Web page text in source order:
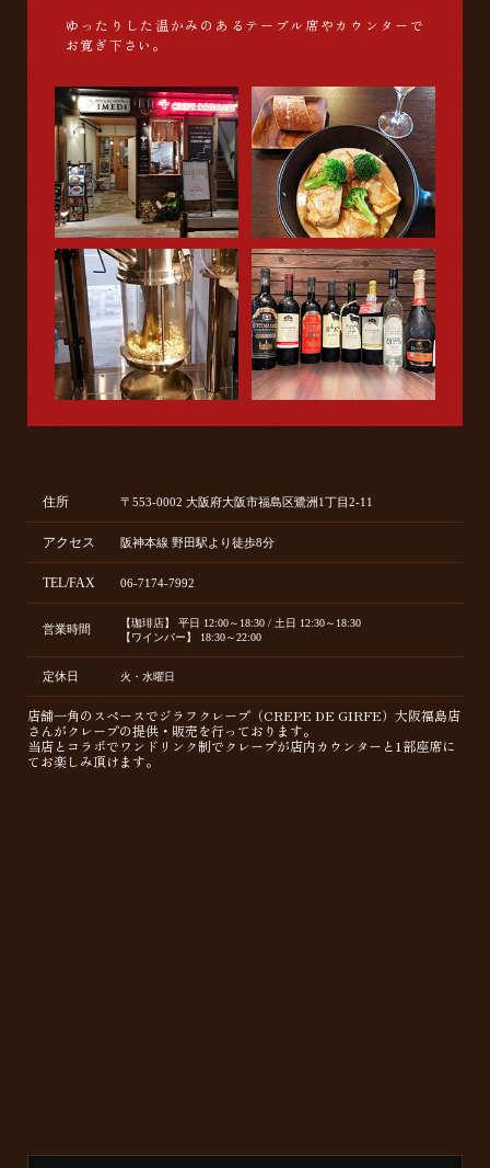
ゆったりした温かみのあるテーブル席やカウンターで
お寛ぎ下さい。
住所 〒553-0002 大阪府大阪市福島区鷺洲1丁目2-11
アクセス 阪神本線 野田駅より徒歩8分
TEL/FAX 06-7174-7992
営業時間
【珈琲店】 平日 12:00～18:30 / 土日 12:30～18:30
【ワインバー】 18:30～22:00
定休日 火・水曜日
店舗一角のスペースでジラフクレープ（CREPE DE GIRFE）大阪福島店
さんがクレープの提供・販売を行っております。
当店とコラボでワンドリンク制でクレープが店内カウンターと1部座席に
てお楽しみ頂けます。